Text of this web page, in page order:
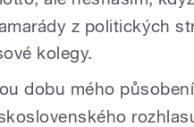
z politických
kolegy.
dobu mého